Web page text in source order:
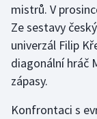
Motorsport
Olympijské hry
Parasport
Plavání
mistrů. V
Ze sestavy
univerzál Filip
diagonální hráč
zápasy.
Konfrontaci s